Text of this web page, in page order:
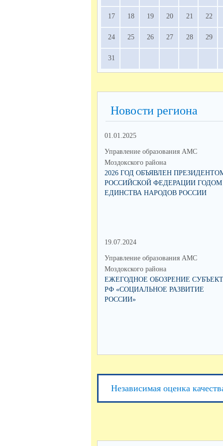
17 18 19 20 21 22
24 25 26 27 28 29
31
Новости региона
01.01.2025
Управление образования АМС
Моздокского района
2026 ГОД ОБЪЯВЛЕН
РОССИЙСКОЙ ФЕДЕРАЦИИ ГОДОМ
ЕДИНСТВА НАРОДОВ РОССИИ
19.07.2024
Управление образования АМС
Моздокского района
ЕЖЕГОДНОЕ ОБОЗРЕНИЕ
РФ «СОЦИАЛЬНОЕ РАЗВИТИЕ
РОССИИ»
Независимая оценка